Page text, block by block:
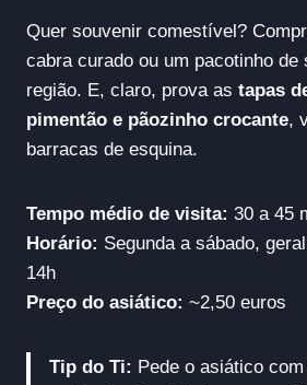
Quer souvenir comestível?
cabra curado ou um pacotinho de
região. E, claro, prova as tapas
pimentão e pãozinho crocante,
barracas de esquina.
Tempo médio de visita: 30 a 45
Horário: Segunda a sábado,
14h
Preço do asiático: ~2,50 euros
Tip do Ti: Pede o asiático